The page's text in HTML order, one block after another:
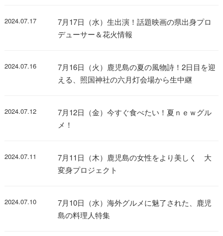
2024.07.17
7月17日（水）生出演！話題映画の県出身プロ
デューサー＆花火情報
2024.07.16
7月16日（火）鹿児島の夏の風物詩！2日目を迎
える、照国神社の六月灯会場から生中継
2024.07.12
7月12日（金）今すぐ食べたい！夏ｎｅｗグル
メ！
2024.07.11
7月11日（木）鹿児島の女性をより美しく 大
変身プロジェクト
2024.07.10
7月10日（水）海外グルメに魅了された、鹿児
島の料理人特集